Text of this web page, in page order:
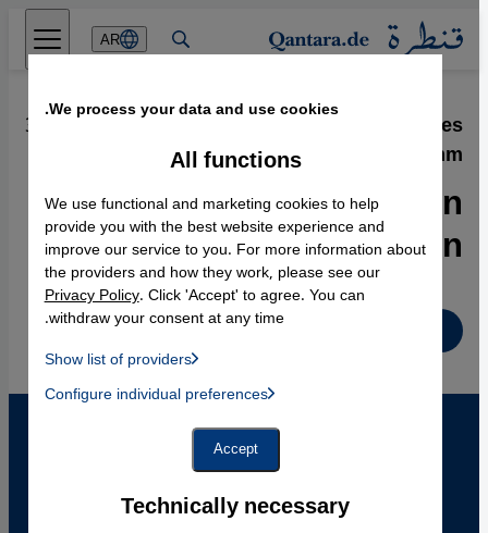
Direkt zum Inhalt springen
AR
Konflikt um iranisches
Atomprogramm
·
30.12.2005
Konfrontationskurs gegen
den Westen
We process your data and use cookies.
Technically necessary
All functions
We use functional and marketing cookies to help
provide you with the best website experience and
improve our service to you. For more information about
the providers and how they work, please see our
Privacy Policy. Click 'Accept' to agree. You can
withdraw your consent at any time.
Show list of providers
Instagram Embed, Twitter Embed, Youtube Embed
Facebook Embed / Facebook Connect
Google Maps Embed
Configure individual preferences
Accept